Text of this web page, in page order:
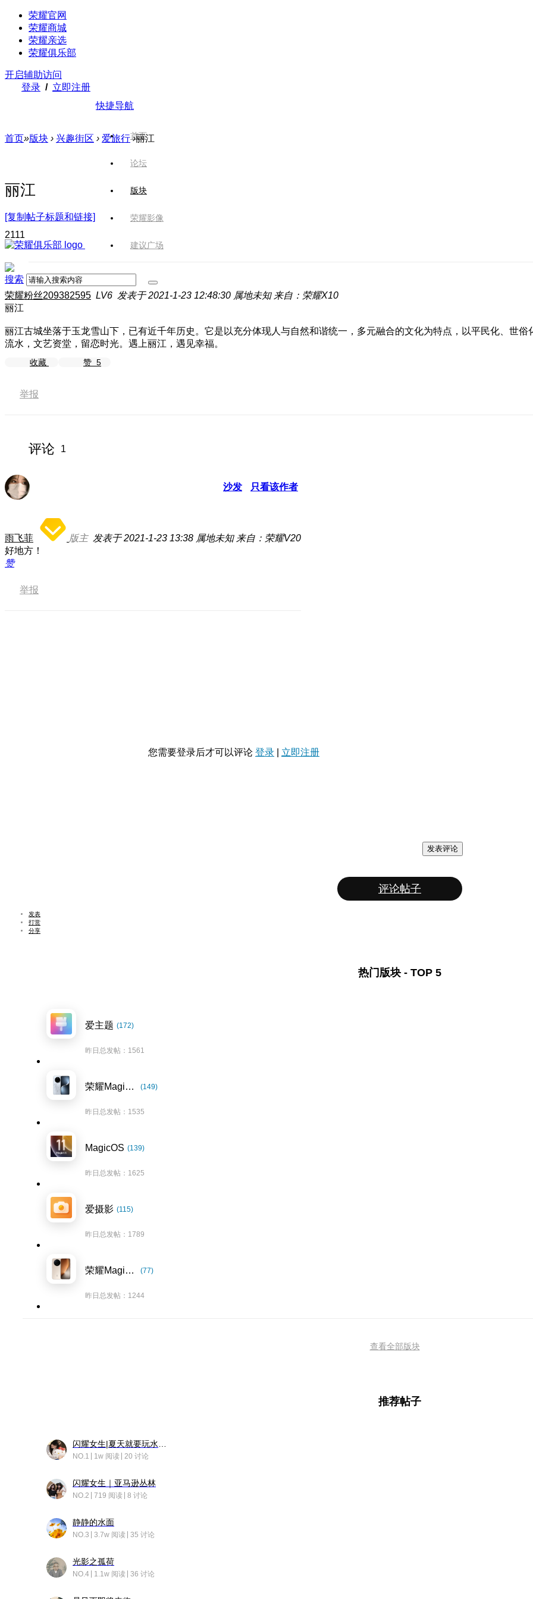
荣耀官网
荣耀商城
荣耀亲选
荣耀俱乐部
开启辅助访问
登录 / 立即注册
快捷导航
首页
论坛
版块
荣耀影像
建议广场
搜索
首页»版块 › 兴趣街区 › 爱旅行 ›丽江
丽江
[复制帖子标题和链接]
2111
荣耀粉丝209382595 LV6 发表于 2021-1-23 12:48:30 属地未知 来自：荣耀X10
丽江
丽江古城坐落于玉龙雪山下，已有近千年历史。它是以充分体现人与自然和谐统一，多元融合的文化为特点，以平民化、世
流水，文艺资堂，留恋时光。遇上丽江，遇见幸福。
收藏 赞 5
举报
评论 1
沙发 只看该作者
雨飞菲 版主 发表于 2021-1-23 13:38 属地未知 来自：荣耀V20
好地方！
赞
举报
您需要登录后才可以评论 登录 立即注册
发表评论
评论帖子
发表
打赏
分享
热门版块 - TOP 5
爱主题 (172)
昨日总发帖：1561
荣耀Magic7系列 (149)
昨日总发帖：1535
MagicOS (139)
昨日总发帖：1625
爱摄影 (115)
昨日总发帖：1789
荣耀Magic8系列 (77)
昨日总发帖：1244
查看全部版块
推荐帖子
NO.1 1w 阅读 20 讨论
闪耀女生｜亚马逊丛林
NO.2 719 阅读 8 讨论
静静的水面
NO.3 3.7w 阅读 35 讨论
光影之孤荷
NO.4 1.1w 阅读 36 讨论